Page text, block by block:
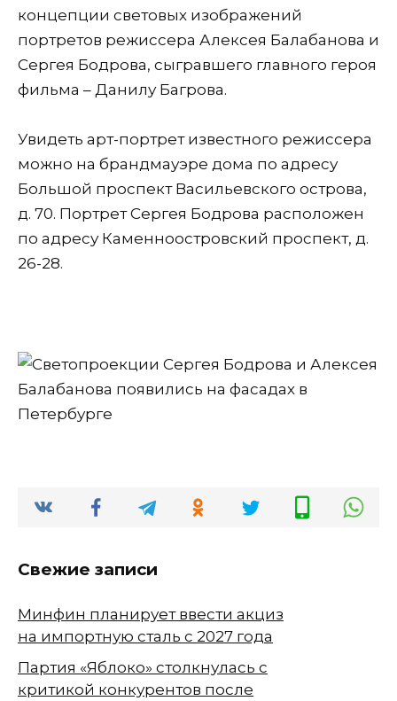
концепции световых изображений
портретов режиссера Алексея Балабанова и
Сергея Бодрова, сыгравшего главного героя
фильма – Данилу Багрова.
Увидеть арт-портрет известного режиссера
можно на брандмауэре дома по адресу
Большой проспект Васильевского острова,
д. 70. Портрет Сергея Бодрова расположен
по адресу Каменноостровский проспект, д.
26-28.
Свежие записи
Минфин планирует ввести акциз
на импортную сталь с 2027 года
Партия «Яблоко» столкнулась с
критикой конкурентов после